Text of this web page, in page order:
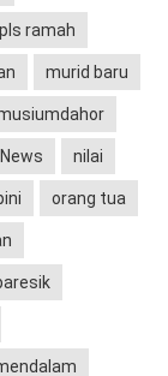
ramah
murid baru
News nilai
orang tua